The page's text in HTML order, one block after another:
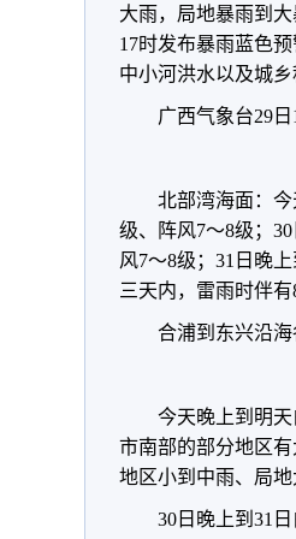
大雨，局地暴雨到
17时发布暴雨蓝色
中小河洪水以及城
广西气象台29日
北部湾海面：
级、阵风7～8级；
风7～8级；31日晚
三天内，雷雨时伴有
合浦到东兴沿
今天晚上到明
市南部的部分地区
地区小到中雨、局地
30日晚上到31